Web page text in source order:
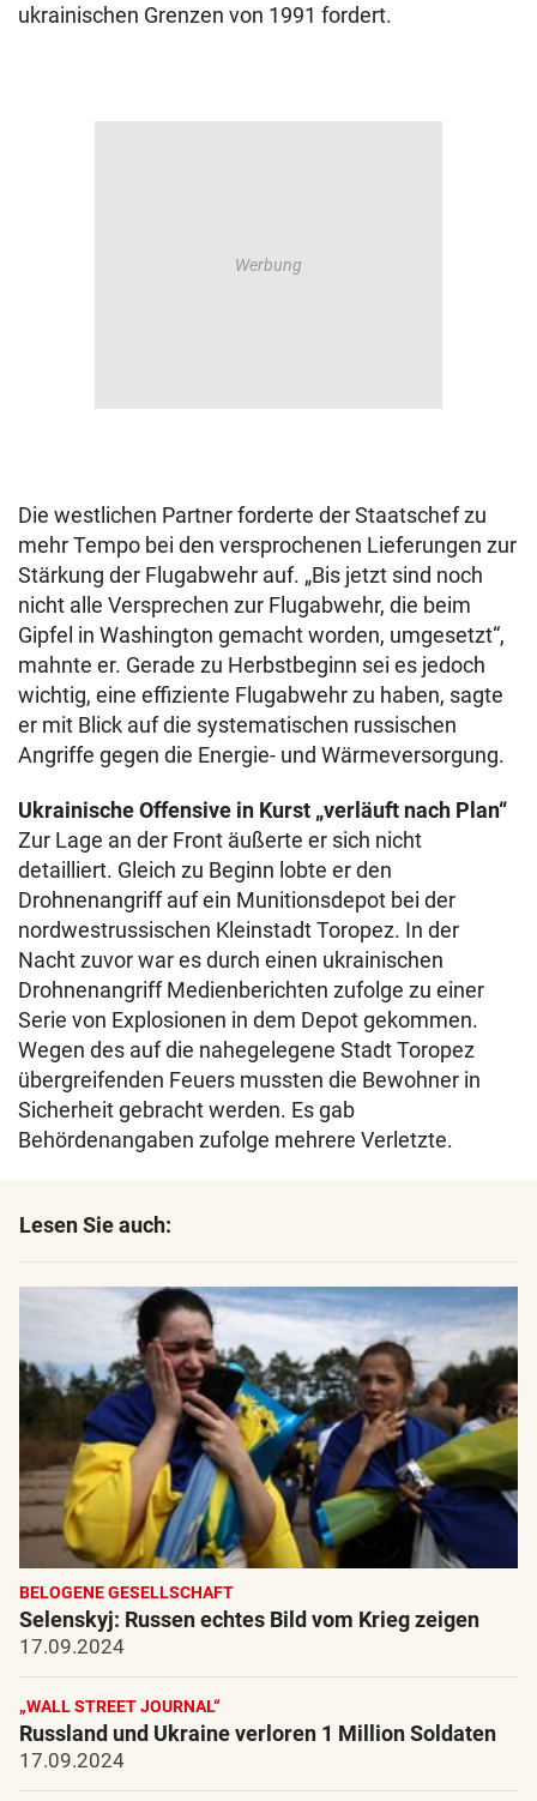
ukrainischen Grenzen von 1991 fordert.
Die westlichen Partner forderte der Staatschef zu
mehr Tempo bei den versprochenen Lieferungen zur
Stärkung der Flugabwehr auf. „Bis jetzt sind noch
nicht alle Versprechen zur Flugabwehr, die beim
Gipfel in Washington gemacht worden, umgesetzt“,
mahnte er. Gerade zu Herbstbeginn sei es jedoch
wichtig, eine effiziente Flugabwehr zu haben, sagte
er mit Blick auf die systematischen russischen
Angriffe gegen die Energie- und Wärmeversorgung.
Ukrainische Offensive in Kurst „verläuft nach Plan“
Zur Lage an der Front äußerte er sich nicht
detailliert. Gleich zu Beginn lobte er den
Drohnenangriff auf ein Munitionsdepot bei der
nordwestrussischen Kleinstadt Toropez. In der
Nacht zuvor war es durch einen ukrainischen
Drohnenangriff Medienberichten zufolge zu einer
Serie von Explosionen in dem Depot gekommen.
Wegen des auf die nahegelegene Stadt Toropez
übergreifenden Feuers mussten die Bewohner in
Sicherheit gebracht werden. Es gab
Behördenangaben zufolge mehrere Verletzte.
Lesen Sie auch:
BELOGENE GESELLSCHAFT
Selenskyj: Russen echtes Bild vom Krieg zeigen
17.09.2024
„WALL STREET JOURNAL“
Russland und Ukraine verloren 1 Million Soldaten
17.09.2024